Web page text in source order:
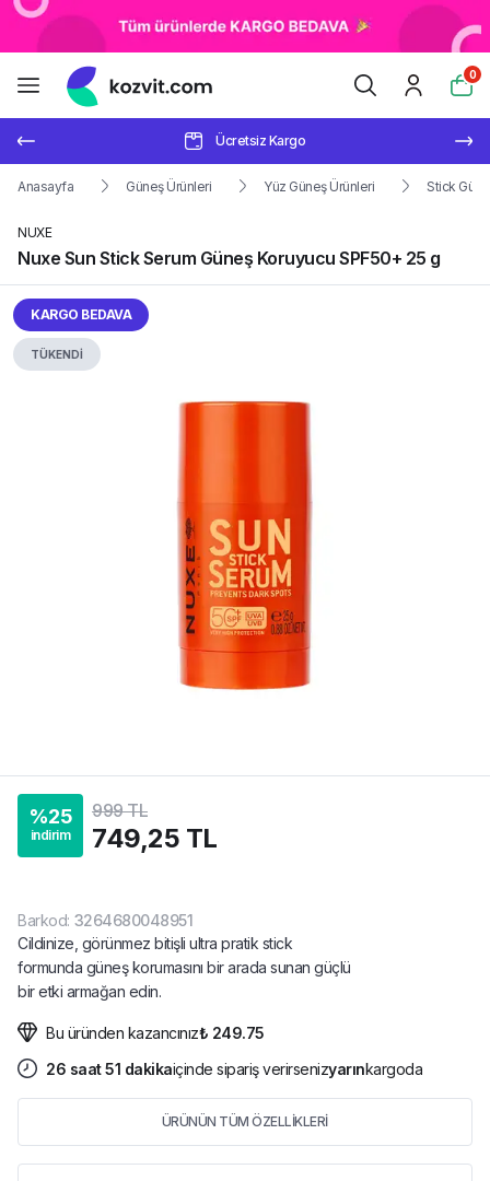
0
Ücretsiz Kargo
Anasayfa Güneş Ürünleri Yüz Güneş Ürünleri Stick
NUXE
Nuxe Sun Stick Serum Güneş Koruyucu SPF50+ 25 g
KARGO BEDAVA
TÜKENDİ
%25
indirim
999 TL
749,25 TL
Barkod: 3264680048951
Cildinize, görünmez bitişli ultra pratik stick
formunda güneş korumasını bir arada sunan güçlü
bir etki armağan edin.
Bu üründen kazancınız₺ 249.75
26 saat 51 dakikaiçinde sipariş verirsenizyarınkargoda
ÜRÜNÜN TÜM ÖZELLİKLERİ